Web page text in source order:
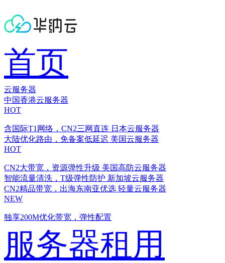
首页
云服务器
中国香港云服务器
HOT
含国际T1网络，CN2三网直连 日本云服务器
大陆优化路由，免备案低延迟 美国云服务器
HOT
CN2大带宽，资源弹性升级 美国高防云服务器
智能流量清洗，T级弹性防护 新加坡云服务器
CN2精品带宽，出海东南亚优选 轻量云服务器
NEW
独享200M优化带宽，弹性配置
服务器租用